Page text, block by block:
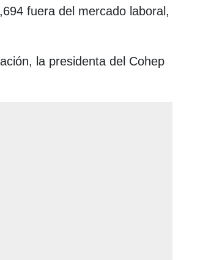
fuera del mercado laboral,
la presidenta del Cohep